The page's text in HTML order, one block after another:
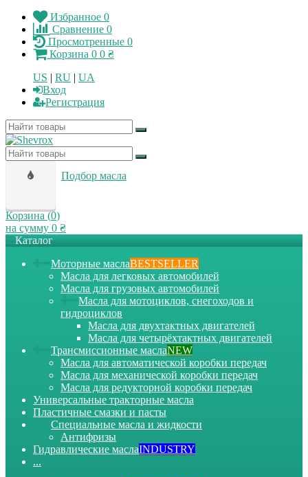
Избранное 0
Сравнение 0
Просмотренные 0
Корзина 0 0 ₴
US | RU | UA
Вход
Регистрация
Подбор масла
Корзина (0)
на сумму 0 ₴
Каталог
Моторные маслаBESTSELLER
Масла для легковых автомобилей
Масла для грузовых автомобилей
Масла для мотоциклов, снегоходов и
гидроциклов
Масла для двухтактных двигателей
Масла для четырёхтактных двигателей
Трансмиссионные маслаNEW
Масла для автоматической коробки передач
Масла для механической коробки передач
Масла для редукторной коробки передач
Универсальные тракторные масла
Пластичные смазки и пасты
Специальные масла и жидкости
Антифризы
Гидравлические маслаINDUSTRY
...